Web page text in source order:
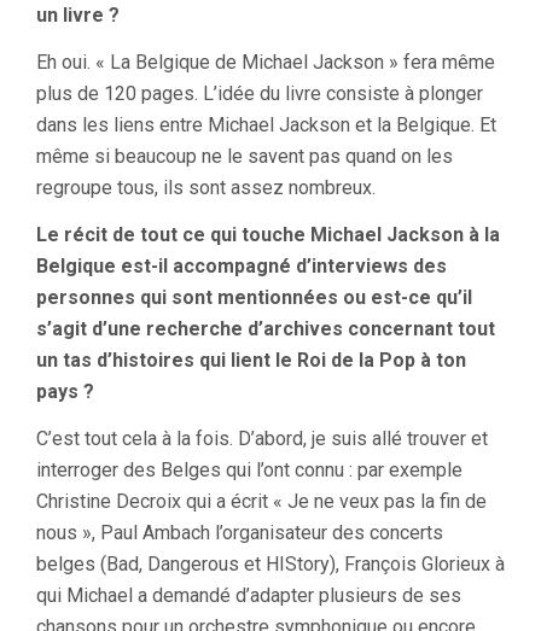
un livre ?
Eh oui. « La Belgique de Michael Jackson » fera même
plus de 120 pages. L’idée du livre consiste à plonger
dans les liens entre Michael Jackson et la Belgique. Et
même si beaucoup ne le savent pas quand on les
regroupe tous, ils sont assez nombreux.
Le récit de tout ce qui touche Michael Jackson à la
Belgique est-il accompagné d’interviews des
personnes qui sont mentionnées ou est-ce qu’il
s’agit d’une recherche d’archives concernant tout
un tas d’histoires qui lient le Roi de la Pop à ton
pays ?
C’est tout cela à la fois. D’abord, je suis allé trouver et
interroger des Belges qui l’ont connu : par exemple
Christine Decroix qui a écrit « Je ne veux pas la fin de
nous », Paul Ambach l’organisateur des concerts
belges (Bad, Dangerous et HIStory), François Glorieux à
qui Michael a demandé d’adapter plusieurs de ses